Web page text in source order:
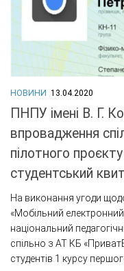
НОВИНИ 13.04.2020
ПНПУ імені В. Г.
впровадження
пілотного
студентський
На виконання угоди
«Мобільний
національний
спільно з АТ КБ
студентів 1 курсу